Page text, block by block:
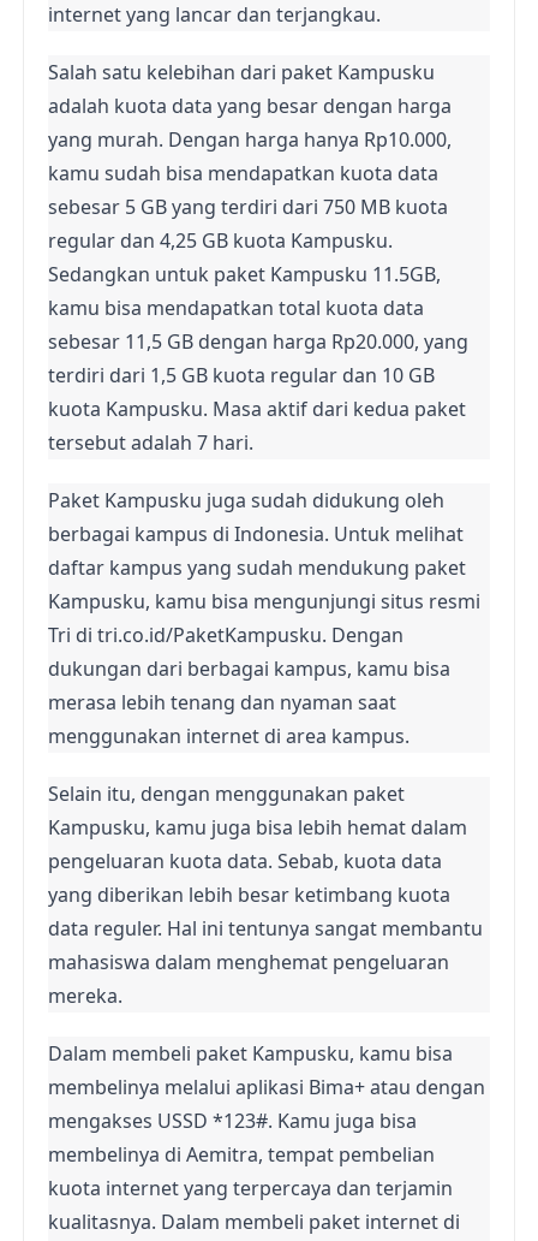
internet yang lancar dan terjangkau.
Salah satu kelebihan dari paket Kampusku
adalah kuota data yang besar dengan harga
yang murah. Dengan harga hanya Rp10.000,
kamu sudah bisa mendapatkan kuota data
sebesar 5 GB yang terdiri dari 750 MB kuota
regular dan 4,25 GB kuota Kampusku.
Sedangkan untuk paket Kampusku 11.5GB,
kamu bisa mendapatkan total kuota data
sebesar 11,5 GB dengan harga Rp20.000, yang
terdiri dari 1,5 GB kuota regular dan 10 GB
kuota Kampusku. Masa aktif dari kedua paket
tersebut adalah 7 hari.
Paket Kampusku juga sudah didukung oleh
berbagai kampus di Indonesia. Untuk melihat
daftar kampus yang sudah mendukung paket
Kampusku, kamu bisa mengunjungi situs resmi
Tri di tri.co.id/PaketKampusku. Dengan
dukungan dari berbagai kampus, kamu bisa
merasa lebih tenang dan nyaman saat
menggunakan internet di area kampus.
Selain itu, dengan menggunakan paket
Kampusku, kamu juga bisa lebih hemat dalam
pengeluaran kuota data. Sebab, kuota data
yang diberikan lebih besar ketimbang kuota
data reguler. Hal ini tentunya sangat membantu
mahasiswa dalam menghemat pengeluaran
mereka.
Dalam membeli paket Kampusku, kamu bisa
membelinya melalui aplikasi Bima+ atau dengan
mengakses USSD *123#. Kamu juga bisa
membelinya di Aemitra, tempat pembelian
kuota internet yang terpercaya dan terjamin
kualitasnya. Dalam membeli paket internet di